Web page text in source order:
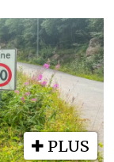
PLUS